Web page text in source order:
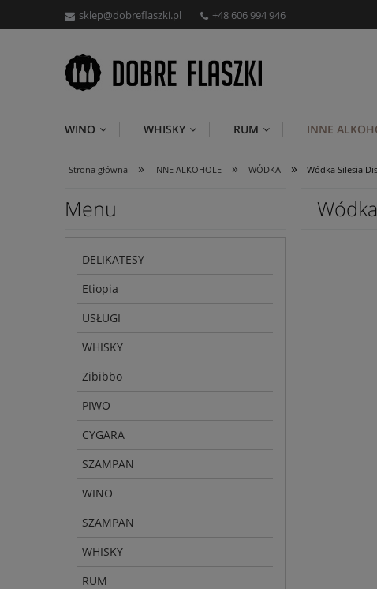
sklep@dobreflaszki.pl +48 606 994 946
WINO WHISKY RUM INNE
Strona główna » INNE ALKOHOLE » WÓDKA » Wódka Silesia
Menu
DELIKATESY
Etiopia
USŁUGI
WHISKY
Zibibbo
PIWO
CYGARA
SZAMPAN
WINO
SZAMPAN
WHISKY
RUM